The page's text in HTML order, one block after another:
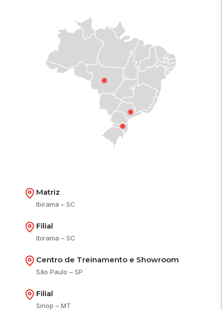
Matriz
Ibirama – SC
Filial
Ibirama – SC
Centro de Treinamento e Showroom
São Paulo – SP
Filial
Sinop – MT